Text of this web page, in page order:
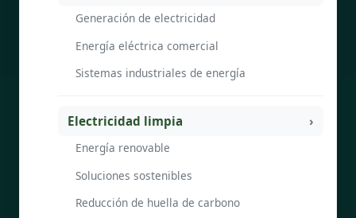
Generación de electricidad
Energía eléctrica comercial
Sistemas industriales de energía
Electricidad limpia
Energía renovable
Soluciones sostenibles
Reducción de huella de carbono